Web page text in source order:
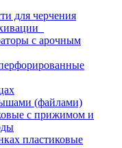
для черчения
с арочным
(файлами)
с прижимом и
пластиковые